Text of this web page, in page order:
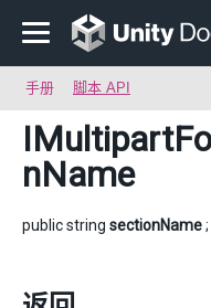
手册 脚本 API
nName
public string sectionName;